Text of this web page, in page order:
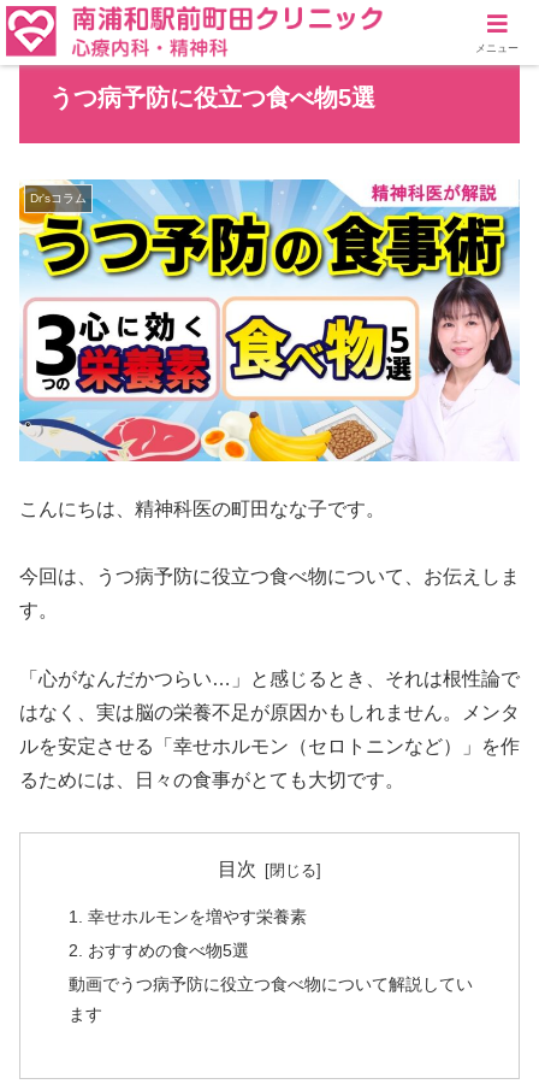
うつ病予防に役立つ食べ物5選
Dr'sコラム
こんにちは、精神科医の町田なな子です。
今回は、うつ病予防に役立つ食べ物について、お伝えしま
す。
「心がなんだかつらい…」と感じるとき、それは根性論で
はなく、実は脳の栄養不足が原因かもしれません。メンタ
ルを安定させる「幸せホルモン（セロトニンなど）」を作
るためには、日々の食事がとても大切です。
目次
1. 幸せホルモンを増やす栄養素
2. おすすめの食べ物5選
動画でうつ病予防に役立つ食べ物について解説してい
ます
メニュー